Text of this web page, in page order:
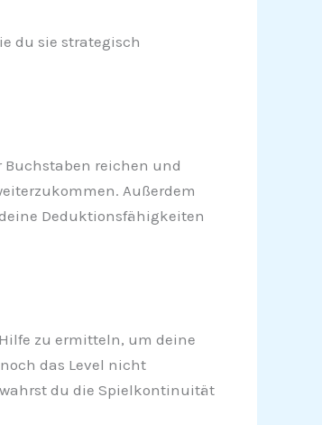
du sie strategisch
Buchstaben reichen und
Außerdem
Deduktionsfähigkeiten
zu ermitteln, um deine
das Level nicht
du die Spielkontinuität